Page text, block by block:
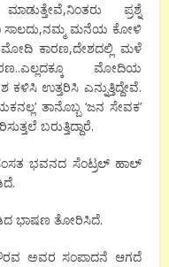
ಪ್ರಶ್ನೆ
ಸಾಲದು,ನಮ್ಮ ಮನೆಯ ಕೋಳಿ
ಕಾರಣ,ದೇಶದಲ್ಲಿ ಮಳೆ
ಮೋದಿಯ
ಉತ್ತರಿಸಿ ಎನ್ನುತ್ತಿದ್ದೇವೆ.
ತಾನೊಬ್ಬ ‘ಜನ ಸೇವಕ’
ಬರುತ್ತಿದ್ದಾರೆ.
ಭವನದ ಸೆಂಟ್ರಲ್ ಹಾಲ್
ಭಾಷಣ ತೋರಿಸಿದೆ.
ಅವರ ಸಂಪಾದನೆ ಆಗದೆ